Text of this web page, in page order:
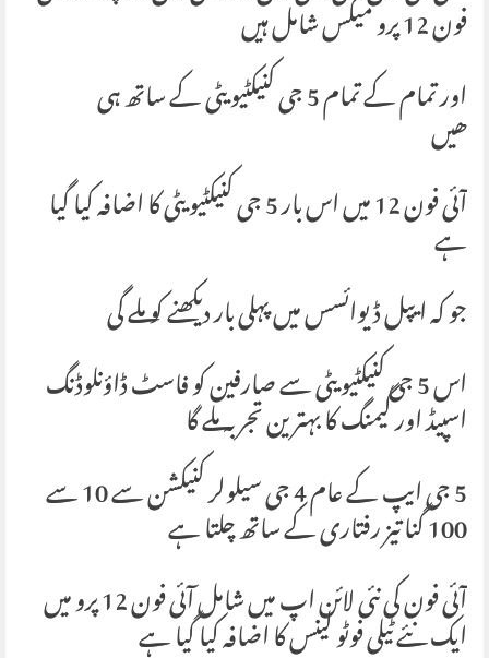
فون 12 پرو میکس شامل ہیں
اور تمام کے تمام 5 جی کنیکٹیویٹی کے ساتھ ہی
ھیں
آئی فون 12 میں اس بار 5 جی کنیکٹیویٹی کا اضافہ کیا گیا
ہے
جو کہ ایپل ڈیوائسس میں پہلی بار دیکھنے کو ملے گی
اس 5 جی کنیکٹیویٹی سے صارفین کو فاسٹ ڈاؤنلوڈنگ
اسپیڈ اور گیمنگ کا بہترین تجربہ ملے گا
5 جی ایپ کے عام 4 جی سیلولر کنیکشن سے 10 سے
100 گنا تیز رفتاری کے ساتھ چلتا ہے
آئی فون کی نئی لائن اپ میں شامل آئی فون 12 پرو میں ایک نئے ٹیلی فوٹو لینس کا اضافہ کیا گیا ہے